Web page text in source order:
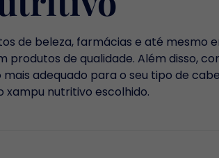
de beleza, farmácias e até mesmo
de qualidade. Além disso,
adequado para o seu tipo de
nutritivo escolhido.